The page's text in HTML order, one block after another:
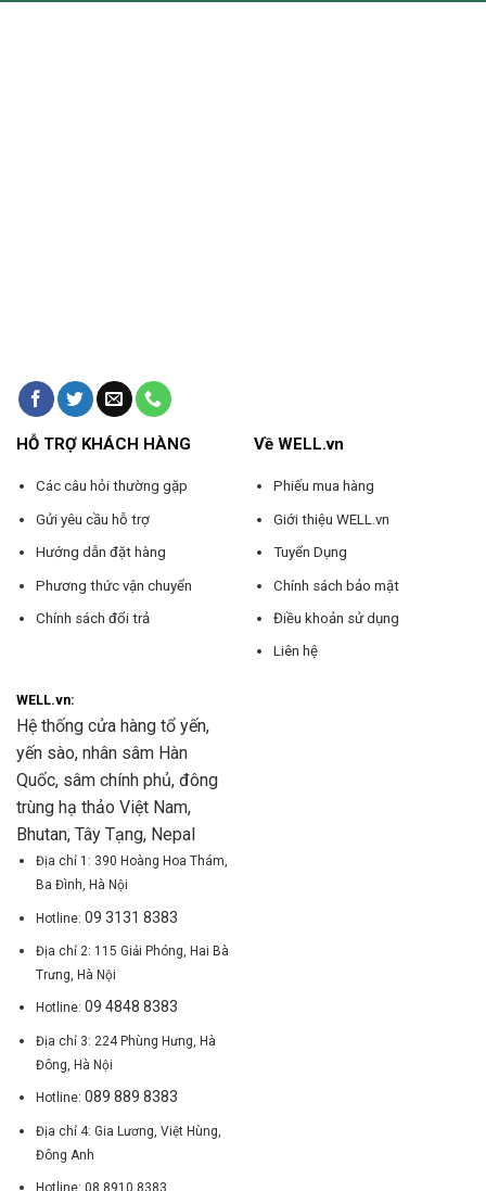
HỖ TRỢ KHÁCH HÀNG
Các câu hỏi thường gặp
Gửi yêu cầu hỗ trợ
Hướng dẫn đặt hàng
Phương thức vận chuyển
Chính sách đổi trả
Về WELL.vn
Phiếu mua hàng
Giới thiệu WELL.vn
Tuyển Dụng
Chính sách bảo mật
Điều khoản sử dụng
Liên hệ
WELL.vn:
Hệ thống cửa hàng tổ yến,
yến sào, nhân sâm Hàn
Quốc, sâm chính phủ, đông
trùng hạ thảo Việt Nam,
Bhutan, Tây Tạng, Nepal
Địa chỉ 1: 390 Hoàng Hoa Thám,
Ba Đình, Hà Nội
Hotline: 09 3131 8383
Địa chỉ 2: 115 Giải Phóng, Hai Bà
Trưng, Hà Nội
Hotline: 09 4848 8383
Địa chỉ 3: 224 Phùng Hưng, Hà
Đông, Hà Nội
Hotline: 089 889 8383
Địa chỉ 4: Gia Lương, Việt Hùng,
Đông Anh
Hotline: 08 8910 8383